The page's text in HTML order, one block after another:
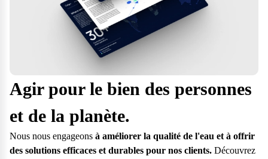
Agir pour le bien des personnes
et de la planète.
Nous nous engageons à améliorer la qualité de l'eau et à offrir
des solutions efficaces et durables pour nos clients. Découvrez